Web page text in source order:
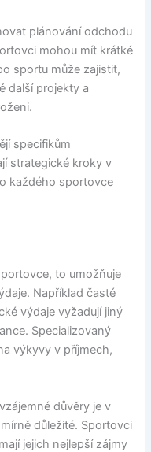
plánování odchodu
mohou mít krátké
sportu může zajistit,
další projekty a
specifikům
strategické kroky v
každého sportovce
to umožňuje
Například časté
výdaje vyžadují jiný
Specializovaný
výkyvy v příjmech,
důvěry je v
důležité. Sportovci
jejich nejlepší zájmy